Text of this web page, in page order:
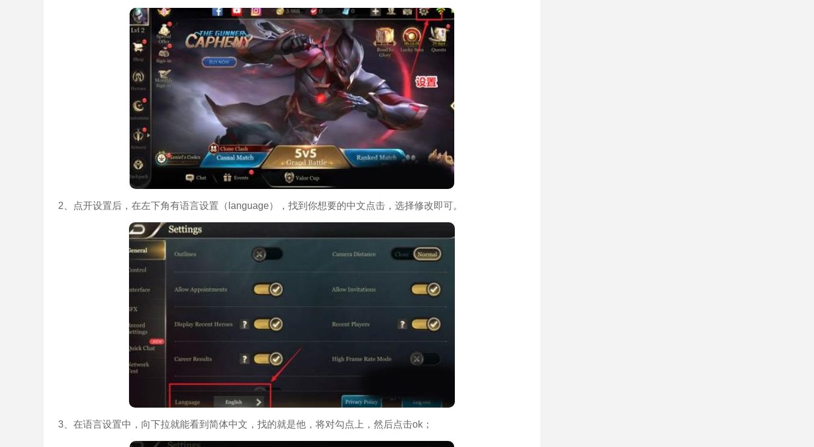
2、点开设置后，在左下角有语言设置（language），找到你想要的中文点击，选择修改即可。
3、在语言设置中，向下拉就能看到简体中文，找的就是他，将对勾点上，然后点击ok；